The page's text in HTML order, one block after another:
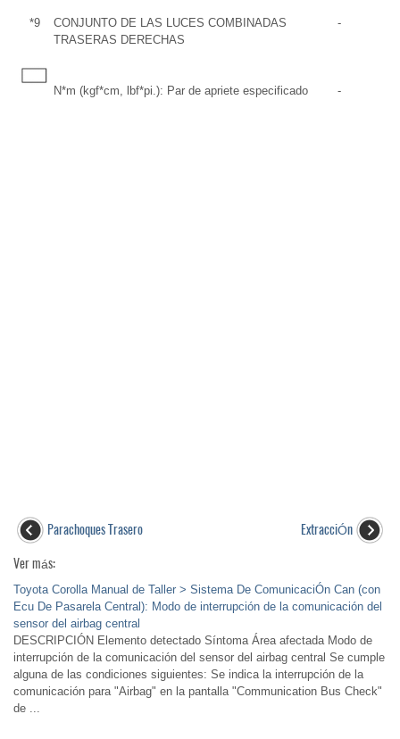
*9
CONJUNTO DE LAS LUCES COMBINADAS
TRASERAS DERECHAS
-
N*m (kgf*cm, lbf*pi.): Par de apriete especificado -
Parachoques Trasero
ExtracciÓn
Ver más:
Toyota Corolla Manual de Taller > Sistema De ComunicaciÓn Can (con
Ecu De Pasarela Central): Modo de interrupción de la comunicación del
sensor del airbag central
DESCRIPCIÓN Elemento detectado Síntoma Área afectada Modo de
interrupción de la comunicación del sensor del airbag central Se cumple
alguna de las condiciones siguientes: Se indica la interrupción de la
comunicación para "Airbag" en la pantalla "Communication Bus Check"
de ...